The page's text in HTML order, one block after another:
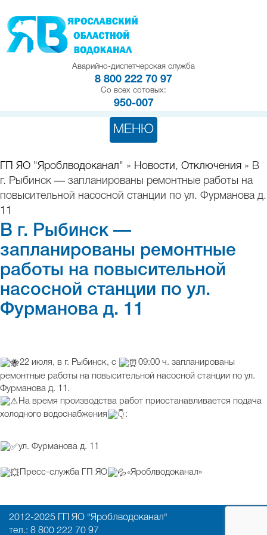
Аварийно-диспетчерская служба
8 800 222 70 97
Со всех сотовых:
950-007
МЕНЮ
ГП ЯО "Яроблводоканал" » Новости, Отключения » В
г. Рыбинск — запланированы ремонтные работы на
повысительной насосной станции по ул. Фурманова д.
11
В г. Рыбинск —
запланированы ремонтные
работы на повысительной
насосной станции по ул.
Фурманова д. 11
22 июля, в г. Рыбинск, с
09:00 ч. запланированы
ремонтные работы на повысительной насосной станции по ул.
Фурманова д. 11.
На время производства работ приостанавливается подача
холодного водоснабжения
:
ул. Фурманова д. 11
Пресс-служба ГП ЯО «Яроблводоканал»
2012-2025 ГП ЯО "Яроблводоканал"
тел.: 8 800 222 70 97